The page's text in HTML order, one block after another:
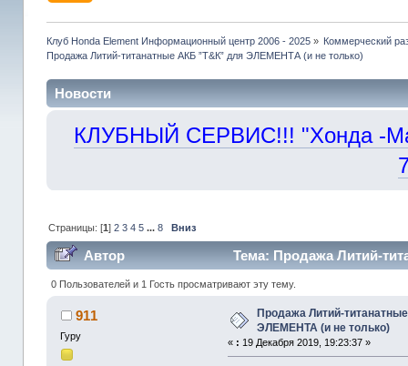
Клуб Honda Element Информационный центр 2006 - 2025» Коммерческий
Продажа Литий-титанатные АКБ ”Т&К” для ЭЛЕМЕНТА (и не только)
Новости
КЛУБНЫЙ СЕРВИС!!! "Хонда -
Страницы: [1] 2 3 4 5 ... 8 Вниз
Автор
Тема: Продажа Литий-
210718 раз)
0 Пользователей и 1 Гость просматривают эту тему.
911
Гуру
Продажа Литий-
ЭЛЕМЕНТА (и не только)
« : 19 Декабря 2019, 19:23:37 »